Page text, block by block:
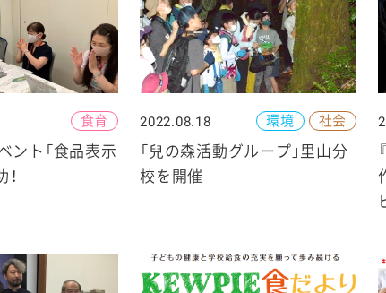
食育
ント「食品表示
環境 社会
2022.08.18
「兒の森活動グループ」里山分
校を開催